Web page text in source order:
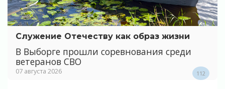
Служение Отечеству как образ жизни
В Выборге прошли соревнования среди
ветеранов СВО
07 августа 2026 112